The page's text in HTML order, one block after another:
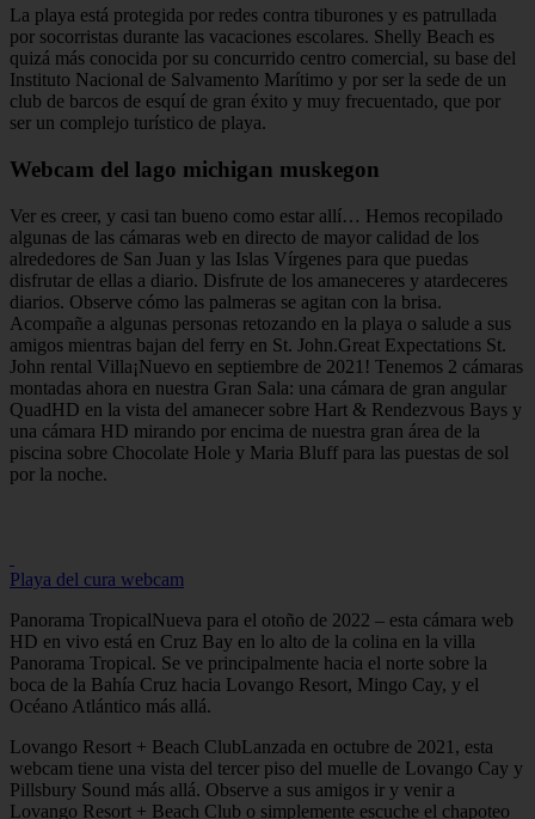
La playa está protegida por redes contra tiburones y es patrullada
por socorristas durante las vacaciones escolares. Shelly Beach es
quizá más conocida por su concurrido centro comercial, su base del
Instituto Nacional de Salvamento Marítimo y por ser la sede de un
club de barcos de esquí de gran éxito y muy frecuentado, que por
ser un complejo turístico de playa.
Webcam del lago michigan muskegon
Ver es creer, y casi tan bueno como estar allí… Hemos recopilado
algunas de las cámaras web en directo de mayor calidad de los
alrededores de San Juan y las Islas Vírgenes para que puedas
disfrutar de ellas a diario. Disfrute de los amaneceres y atardeceres
diarios. Observe cómo las palmeras se agitan con la brisa.
Acompañe a algunas personas retozando en la playa o salude a sus
amigos mientras bajan del ferry en St. John.Great Expectations St.
John rental Villa¡Nuevo en septiembre de 2021! Tenemos 2 cámaras
montadas ahora en nuestra Gran Sala: una cámara de gran angular
QuadHD en la vista del amanecer sobre Hart & Rendezvous Bays y
una cámara HD mirando por encima de nuestra gran área de la
piscina sobre Chocolate Hole y Maria Bluff para las puestas de sol
por la noche.
Playa del cura webcam
Panorama TropicalNueva para el otoño de 2022 – esta cámara web
HD en vivo está en Cruz Bay en lo alto de la colina en la villa
Panorama Tropical. Se ve principalmente hacia el norte sobre la
boca de la Bahía Cruz hacia Lovango Resort, Mingo Cay, y el
Océano Atlántico más allá.
Lovango Resort + Beach ClubLanzada en octubre de 2021, esta
webcam tiene una vista del tercer piso del muelle de Lovango Cay y
Pillsbury Sound más allá. Observe a sus amigos ir y venir a
Lovango Resort + Beach Club o simplemente escuche el chapoteo